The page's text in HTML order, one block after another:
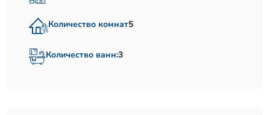
Количество комнат5
Количество ванн:3